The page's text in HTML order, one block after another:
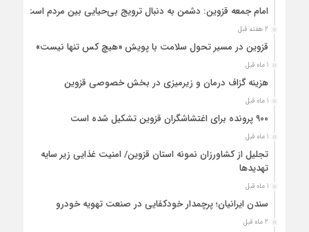
امام جمعه قزوین: دشمن به دنبال ترویج بی‌حیایی بین مردم است
2 هفته قبل
قزوین در مسیر تحول سلامت با پویش «هیچ‌ کس تنها نیست»
1 ماه قبل
هزینه‌ گزاف درمان و زیرمیزی در بخش خصوصی قزوین
1 ماه قبل
۹۰۰ پرونده برای اغتشاشگران قزوین تشکیل شده است
1 ماه قبل
تجلیل از کشاورزان نمونه استان قزوین/ امنیت غذایی زیر سایه
تهدیدها
1 ماه قبل
سندن ایرانیان؛ پرچمدار خودکفایی در صنعت تهویه خودرو
2 ماه قبل